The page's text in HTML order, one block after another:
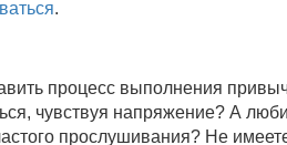
.
процесс выполнения
чувствуя напряжение? А
прослушивания? Не